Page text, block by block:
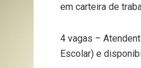
em carteira de
4 vagas –
Escolar) e